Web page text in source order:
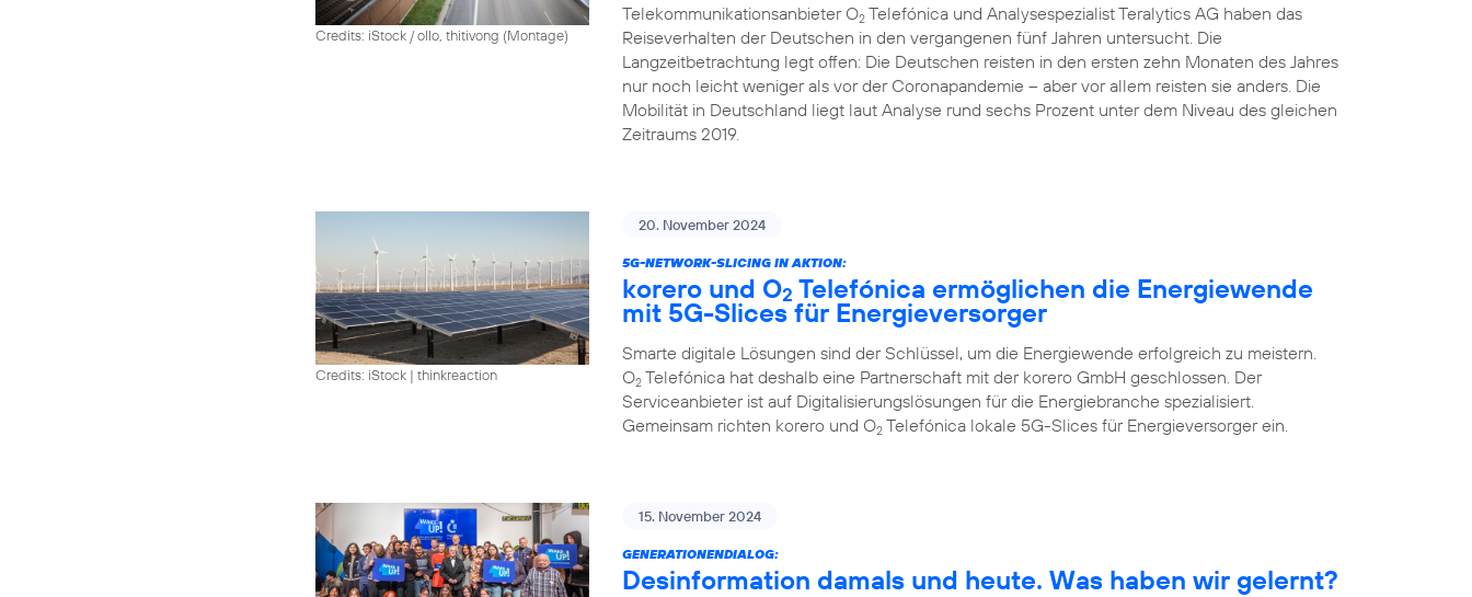
Credits: iStock / ollo, thitivong (Montage)
Telekommunikationsanbieter O2 Telefónica und Analysespezialist Teralytics AG haben das
Reiseverhalten der Deutschen in den vergangenen fünf Jahren untersucht. Die
Langzeitbetrachtung legt offen: Die Deutschen reisten in den ersten zehn Monaten des Jahres
nur noch leicht weniger als vor der Coronapandemie – aber vor allem reisten sie anders. Die
Mobilität in Deutschland liegt laut Analyse rund sechs Prozent unter dem Niveau des gleichen
Zeitraums 2019.
Credits: iStock | thinkreaction
20. November 2024
5G-NETWORK-SLICING IN AKTION:
korero und O2 Telefónica ermöglichen die Energiewende
mit 5G-Slices für Energieversorger
Smarte digitale Lösungen sind der Schlüssel, um die Energiewende erfolgreich zu meistern.
O2 Telefónica hat deshalb eine Partnerschaft mit der korero GmbH geschlossen. Der
Serviceanbieter ist auf Digitalisierungslösungen für die Energiebranche spezialisiert.
Gemeinsam richten korero und O2 Telefónica lokale 5G-Slices für Energieversorger ein.
15. November 2024
GENERATIONENDIALOG:
Desinformation damals und heute. Was haben wir gelernt?